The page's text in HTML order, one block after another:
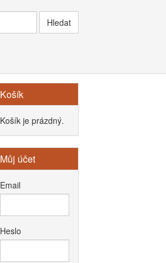
Košík
Košík je prázdný.
Můj účet
Email
Heslo